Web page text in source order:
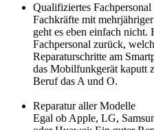
Qualifiziertes Fachpersonal
Fachkräfte mit
geht es eben einfach nicht.
Fachpersonal zurück,
Reparaturschritte am
das Mobilfunkgerät kaputt
Beruf das A und O.
Reparatur aller Modelle
Egal ob Apple, LG,